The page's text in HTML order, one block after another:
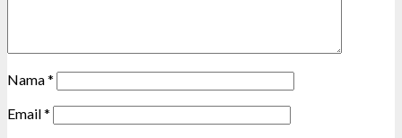
Nama*
Email*